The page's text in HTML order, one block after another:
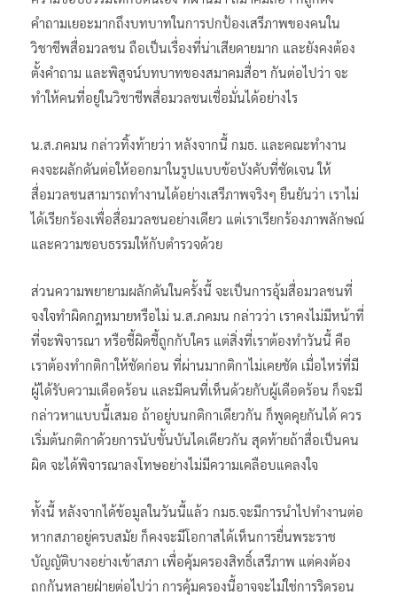
คำถามเยอะมากถึงบทบาทในการปกป้องเสรีภาพของคนใน
วิชาชีพสื่อมวลชน ถือเป็นเรื่องที่น่าเสียดายมาก และยังคงต้อง
ตั้งคำถาม และพิสูจน์บทบาทของสมาคมสื่อฯ กันต่อไปว่า จะ
ทำให้คนที่อยู่ในวิชาชีพสื่อมวลชนเชื่อมั่นได้อย่างไร
น.ส.ภคมน กล่าวทิ้งท้ายว่า หลังจากนี้ กมธ. และคณะทำงาน
คงจะผลักดันต่อให้ออกมาในรูปแบบข้อบังคับที่ชัดเจน ให้
สื่อมวลชนสามารถทำงานได้อย่างเสรีภาพจริงๆ ยืนยันว่า เราไม่
ได้เรียกร้องเพื่อสื่อมวลชนอย่างเดียว แต่เราเรียกร้องภาพลักษณ์
และความชอบธรรมให้กับตำรวจด้วย
ส่วนความพยายามผลักดันในครั้งนี้ จะเป็นการอุ้มสื่อมวลชนที่
จงใจทำผิดกฎหมายหรือไม่ น.ส.ภคมน กล่าวว่า เราคงไม่มีหน้าที่
ที่จะพิจารณา หรือชี้ผิดชี้ถูกกับใคร แต่สิ่งที่เราต้องทำวันนี้ คือ
เราต้องทำกติกาให้ชัดก่อน ที่ผ่านมากติกาไม่เคยชัด เมื่อไหร่ที่มี
ผู้ได้รับความเดือดร้อน และมีคนที่เห็นด้วยกับผู้เดือดร้อน ก็จะมี
กล่าวหาแบบนี้เสมอ ถ้าอยู่บนกติกาเดียวกัน ก็พูดคุยกันได้ ควร
เริ่มต้นกติกาด้วยการนับขั้นบันไดเดียวกัน สุดท้ายถ้าสื่อเป็นคน
ผิด จะได้พิจารณาลงโทษอย่างไม่มีความเคลือบแคลงใจ
ทั้งนี้ หลังจากได้ข้อมูลในวันนี้แล้ว กมธ.จะมีการนำไปทำงานต่อ
หากสภาอยู่ครบสมัย ก็คงจะมีโอกาสได้เห็นการยื่นพระราช
บัญญัติบางอย่างเข้าสภา เพื่อคุ้มครองสิทธิ์เสรีภาพ แต่คงต้อง
ถกกันหลายฝ่ายต่อไปว่า การคุ้มครองนี้อาจจะไม่ใช่การริดรอน